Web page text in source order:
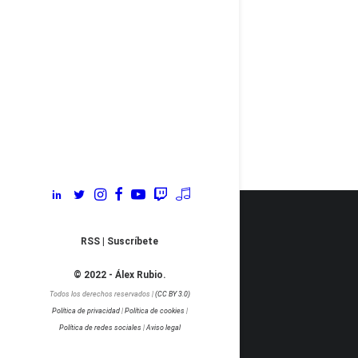
RSS Suscríbete
© 2022 - Álex Rubio.
Todos los derechos reservados | (CC BY 3.0)
Política de privacidad| Política de cookies |
Política de redes sociales |Aviso legal